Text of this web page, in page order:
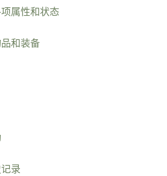
属性和状态
和装备
录